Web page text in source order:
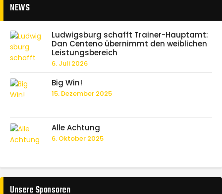
NEWS
Ludwigsburg schafft Trainer-Hauptamt:
Dan Centeno übernimmt den weiblichen
Leistungsbereich
6. Juli 2026
Big Win!
15. Dezember 2025
Alle Achtung
6. Oktober 2025
Unsere Sponsoren